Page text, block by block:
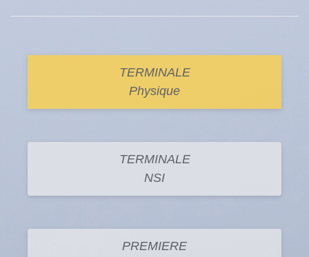
TERMINALE
Physique
TERMINALE
NSI
PREMIERE